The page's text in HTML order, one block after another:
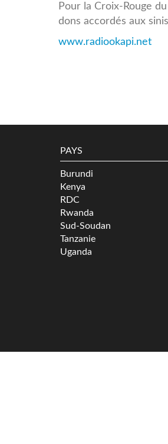
Pour la Croix-Rouge
dons accordés aux
www.radiookapi.net
PAYS
Burundi
Kenya
RDC
Rwanda
Sud-Soudan
Tanzanie
Uganda